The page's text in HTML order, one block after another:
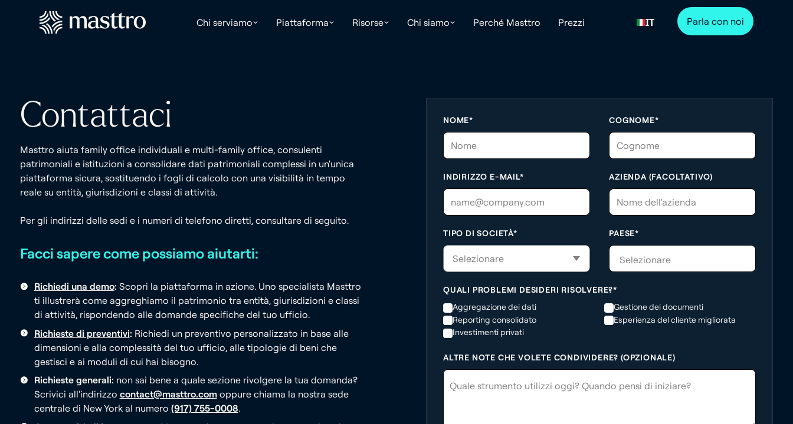
Chi serviamo Piattaforma Risorse Chi siamo Perché Masttro Prezzi IT Parla con noi
Contattaci
Masttro aiuta family office individuali e multi-family office, consulenti
patrimoniali e istituzioni a consolidare dati patrimoniali complessi in un'unica
piattaforma sicura, sostituendo i fogli di calcolo con una visibilità in tempo
reale su entità, giurisdizioni e classi di attività.
Per gli indirizzi delle sedi e i numeri di telefono diretti, consultare di seguito.
Facci sapere come possiamo aiutarti:
Richiedi una demo: Scopri la piattaforma in azione. Uno specialista Masttro
ti illustrerà come aggreghiamo il patrimonio tra entità, giurisdizioni e classi
di attività, rispondendo alle domande specifiche del tuo ufficio.
Richieste di preventivi: Richiedi un preventivo personalizzato in base alle
dimensioni e alla complessità del tuo ufficio, alle tipologie di beni che
gestisci e ai moduli di cui hai bisogno.
Richieste generali: non sai bene a quale sezione rivolgere la tua domanda?
Scrivici all'indirizzo contact@masttro.comoppure chiama la nostra sede
centrale di New York al numero (917) 755-0008.
NOME* COGNOME*
INDIRIZZO E-MAIL* AZIENDA (FACOLTATIVO)
TIPO DI SOCIETÀ* PAESE*
Selezionare
QUALI PROBLEMI DESIDERI RISOLVERE?*
Aggregazione dei dati
Reporting consolidato
Investimenti privati
Gestione dei documenti
Esperienza del cliente migliorata
ALTRE NOTE CHE VOLETE CONDIVIDERE? (OPZIONALE)